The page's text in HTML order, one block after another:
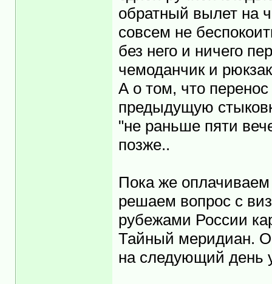
обратный вылет на
совсем не
без него и ничего
чемоданчик и
А о том, что
предыдущую
"не раньше пяти
позже..
Пока же
решаем вопрос с
рубежами России
Тайный меридиан.
на следующий день